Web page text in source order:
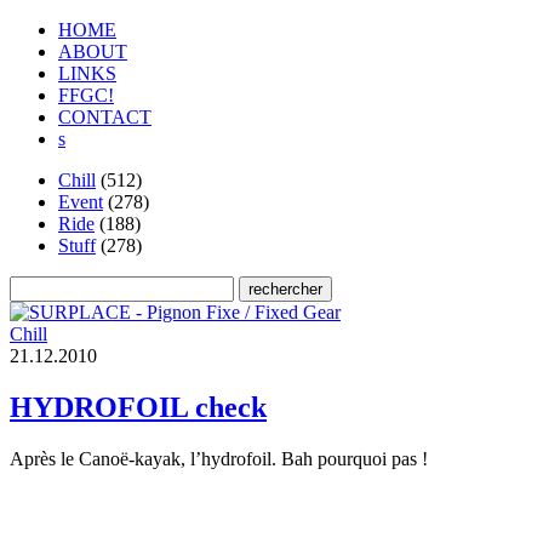
HOME
ABOUT
LINKS
FFGC!
CONTACT
s
Chill (512)
Event (278)
Ride (188)
Stuff(278)
Chill
21 .1 2.2010
HYDROFOIL check
Après le Canoë-kayak, l’hydrofoil. Bah pourquoi pas !